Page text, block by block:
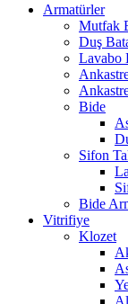
Armatürler
Mutfak
Duş
Lavabo
Bide
Sifon
Bide
Vitrifiye
Klozet